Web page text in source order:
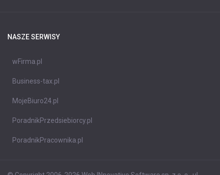
NASZE SERWISY
wFirma.pl
Business-tax.pl
MojeBiuro24.pl
PoradnikPrzedsiebiorcy.pl
PoradnikPracownika.pl